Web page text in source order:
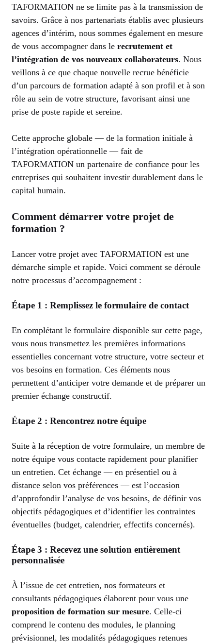
TAFORMATION ne se limite pas à la transmission de
savoirs. Grâce à nos partenariats établis avec plusieurs
agences d’intérim, nous sommes également en mesure
de vous accompagner dans le recrutement et
l’intégration de vos nouveaux collaborateurs. Nous
veillons à ce que chaque nouvelle recrue bénéficie
d’un parcours de formation adapté à son profil et à son
rôle au sein de votre structure, favorisant ainsi une
prise de poste rapide et sereine.
Cette approche globale — de la formation initiale à
l’intégration opérationnelle — fait de
TAFORMATION un partenaire de confiance pour les
entreprises qui souhaitent investir durablement dans le
capital humain.
Comment démarrer votre projet de
formation ?
Lancer votre projet avec TAFORMATION est une
démarche simple et rapide. Voici comment se déroule
notre processus d’accompagnement :
Étape 1 : Remplissez le formulaire de contact
En complétant le formulaire disponible sur cette page,
vous nous transmettez les premières informations
essentielles concernant votre structure, votre secteur et
vos besoins en formation. Ces éléments nous
permettent d’anticiper votre demande et de préparer un
premier échange constructif.
Étape 2 : Rencontrez notre équipe
Suite à la réception de votre formulaire, un membre de
notre équipe vous contacte rapidement pour planifier
un entretien. Cet échange — en présentiel ou à
distance selon vos préférences — est l’occasion
d’approfondir l’analyse de vos besoins, de définir vos
objectifs pédagogiques et d’identifier les contraintes
éventuelles (budget, calendrier, effectifs concernés).
Étape 3 : Recevez une solution entièrement
personnalisée
À l’issue de cet entretien, nos formateurs et
consultants pédagogiques élaborent pour vous une
proposition de formation sur mesure. Celle-ci
comprend le contenu des modules, le planning
prévisionnel, les modalités pédagogiques retenues